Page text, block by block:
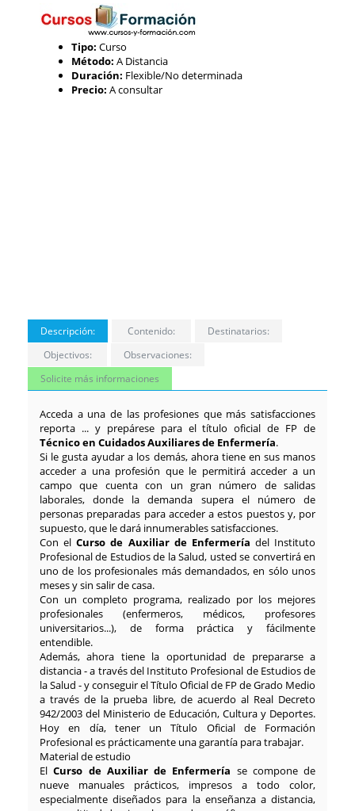
Tipo: Curso
Método: A Distancia
Duración: Flexible/No determinada
Precio: A consultar
Descripción: Contenido:
Destinatarios:
Objectivos:
Observaciones:
Solicite más informaciones
Acceda a una de las profesiones que más satisfacciones
reporta ... y prepárese para el título oficial de FP de
Técnico en Cuidados Auxiliares de Enfermería.
Si le gusta ayudar a los demás, ahora tiene en sus manos
acceder a una profesión que le permitirá acceder a un
campo que cuenta con un gran número de salidas
laborales, donde la demanda supera el número de
personas preparadas para acceder a estos puestos y, por
supuesto, que le dará innumerables satisfacciones.
Con elCurso de Auxiliar de Enfermería del Instituto
Profesional de Estudios de la Salud, usted se convertirá en
uno de los profesionales más demandados, en sólo unos
meses y sin salir de casa.
Con un completo programa, realizado por los mejores
profesionales (enfermeros, médicos, profesores
universitarios...), de forma práctica y fácilmente
entendible.
Además, ahora tiene la oportunidad de prepararse a
distancia - a través del Instituto Profesional de Estudios de
la Salud - y conseguir el Título Oficial de FP de Grado Medio
a través de la prueba libre, de acuerdo al Real Decreto
942/2003 del Ministerio de Educación, Cultura y Deportes.
Hoy en día, tener un Título Oficial de Formación
Profesional es prácticamente una garantía para trabajar.
Material de estudio
ElCurso de Auxiliar de Enfermería se compone de
nueve manuales prácticos, impresos a todo color,
especialmente diseñados para la enseñanza a distancia,